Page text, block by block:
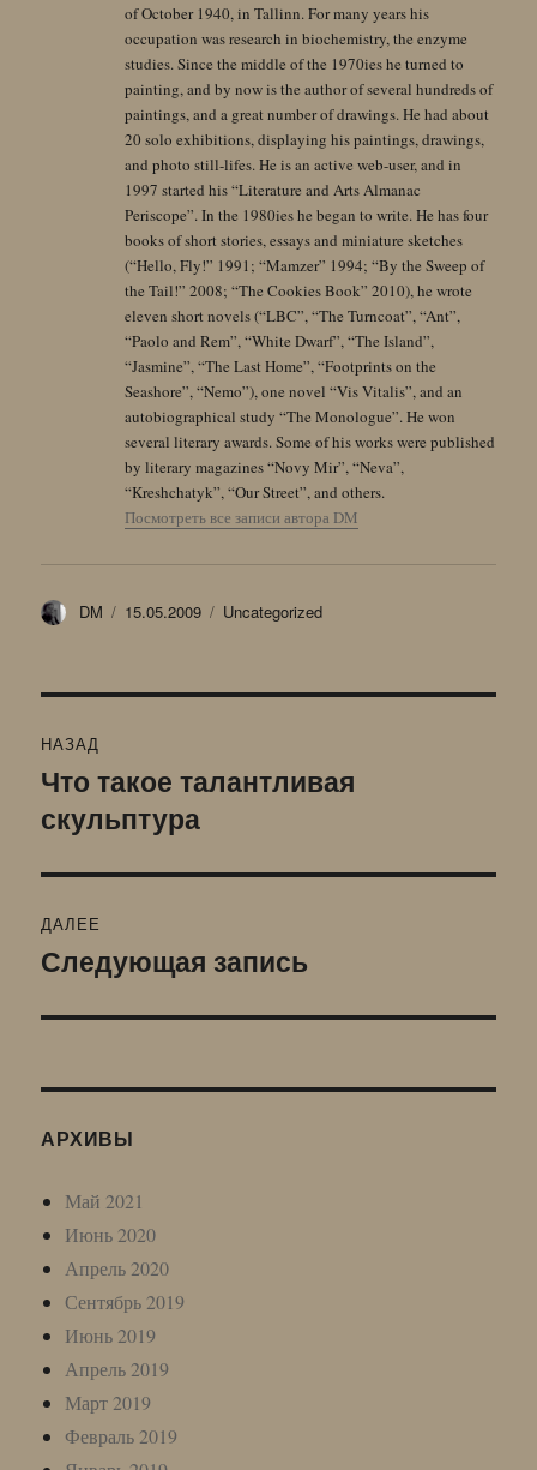
of October 1940, in Tallinn. For many years his
occupation was research in biochemistry, the enzyme
studies. Since the middle of the 1970ies he turned to
painting, and by now is the author of several hundreds of
paintings, and a great number of drawings. He had about
20 solo exhibitions, displaying his paintings, drawings,
and photo still-lifes. He is an active web-user, and in
1997 started his “Literature and Arts Almanac
Periscope”. In the 1980ies he began to write. He has four
books of short stories, essays and miniature sketches
(“Hello, Fly!” 1991; “Mamzer” 1994; “By the Sweep of
the Tail!” 2008; “The Cookies Book” 2010), he wrote
eleven short novels (“LBC”, “The Turncoat”, “Ant”,
“Paolo and Rem”, “White Dwarf”, “The Island”,
“Jasmine”, “The Last Home”, “Footprints on the
Seashore”, “Nemo”), one novel “Vis Vitalis”, and an
autobiographical study “The Monologue”. He won
several literary awards. Some of his works were published
by literary magazines “Novy Mir”, “Neva”,
“Kreshchatyk”, “Our Street”, and others.
Посмотреть все записи автора DM
Автор
DM Опубликовано
15.05.2009 Рубрики
Uncategorized
по
записям
НАЗАД
Предыдущая
запись:
Что такое талантливая
скульптура
ДАЛЕЕ
Следующая
Следующая запись
АРХИВЫ
Май 2021
Июнь 2020
Апрель 2020
Сентябрь 2019
Июнь 2019
Апрель 2019
Март 2019
Февраль 2019